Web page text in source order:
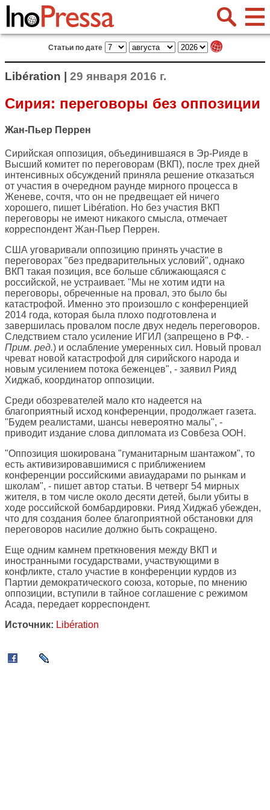
Статьи по дате
Libération | 29 января 2016 г.
Сирия: переговоры без оппозиции
Жан-Пьер Перрен
Сирийская оппозиция, объединившаяся в Эр-Рияде в
Высший комитет по переговорам (ВКП), после трех дней
интенсивных обсуждений приняла решение отказаться
от участия в очередном раунде мирного процесса в
Женеве, сочтя, что он не предвещает ей ничего
хорошего, пишет Libération. Но без участия ВКП
переговоры не имеют никакого смысла, отмечает
корреспондент Жан-Пьер Перрен.
США уговаривали оппозицию принять участие в
переговорах "без предварительных условий", однако
ВКП такая позиция, все больше сближающаяся с
российской, не устраивает. "Мы не хотим идти на
переговоры, обреченные на провал, это было бы
катастрофой. Именно это произошло с конференцией
2014 года, которая была плохо подготовлена и
завершилась провалом после двух недель переговоров.
Следствием стало усиление ИГИЛ (запрещено в РФ. -
Прим. ред.) и ослабление умеренных сил. Новый провал
чреват новой катастрофой для сирийского народа и
новым усилением потока беженцев", - заявил Рияд
Хиджаб, координатор оппозиции.
Среди обозревателей мало кто надеется на
благоприятный исход конференции, продолжает газета.
"Будем реалистами, шансы невероятно малы", -
приводит издание слова дипломата из Совбеза ООН.
"Оппозиция шокирована "гуманитарным шантажом", то
есть активизировавшимися с приближением
конференции российскими авиаударами по рынкам и
школам", - пишет автор статьи. В четверг 54 мирных
жителя, в том числе около десяти детей, были убиты в
ходе российской бомбардировки. Рияд Хиджаб убежден,
что для создания более благоприятной обстановки для
переговоров насилие должно быть сокращено.
Еще одним камнем преткновения между ВКП и
иностранными государствами, участвующими в
конфликте, стало участие в конференции курдов из
Партии демократического союза, которые, по мнению
оппозиции, вступили в тайное соглашение с режимом
Асада, передает корреспондент.
Источник: Libération